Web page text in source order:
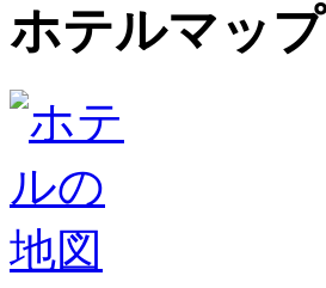
ホテルマップ